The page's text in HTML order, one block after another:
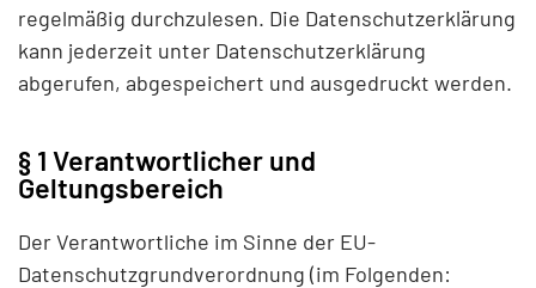
regelmäßig durchzulesen. Die Datenschutzerklärung
kann jederzeit unter Datenschutzerklärung
abgerufen, abgespeichert und ausgedruckt werden.
§ 1 Verantwortlicher und
Geltungsbereich
Der Verantwortliche im Sinne der EU-
Datenschutzgrundverordnung (im Folgenden: